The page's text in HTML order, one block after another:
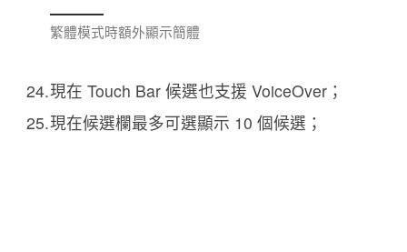
繁體模式時額外顯示簡體
現在 Touch Bar 候選也支援 VoiceOver；
現在候選欄最多可選顯示 10 個候選；